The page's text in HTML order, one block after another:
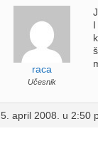
raca
Učesnik
5. april 2008. u 2:50